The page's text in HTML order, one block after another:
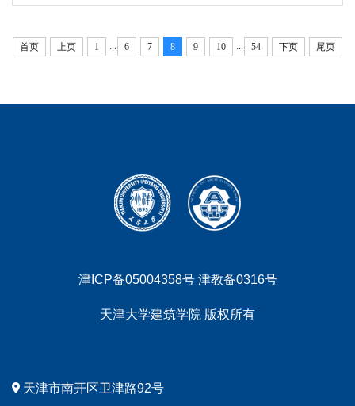
首页 上页 1 6 7 8 9 10 54 下页 尾页
津ICP备05004358号 津教备0316号
天津大学建筑学院 版权所有
天津市南开区卫津路92号